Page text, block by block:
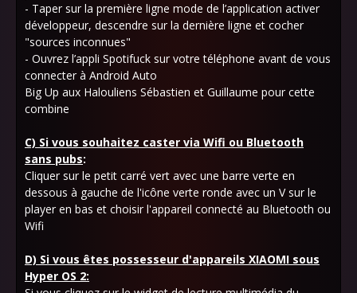
- Taper sur la première ligne mode de l’application activer
développeur, descendre sur la dernière ligne et cocher
"sources inconnues"
- Ouvrez l’appli Spotifuck sur votre téléphone avant de vous
connecter à Android Auto
Big Up aux Halouliens Sébastien et Guillaume pour cette
combine
C) Si vous souhaitez caster via Wifi ou Bluetooth
sans pubs:
Cliquer sur le petit carré vert avec une barre verte en
dessous à gauche de l'icône verte ronde avec un V sur le
player en bas et choisir l'appareil connecté au Bluetooth ou
Wifi
D) Si vous êtes possesseur d'appareils XIAOMI sous
Hyper OS 2: